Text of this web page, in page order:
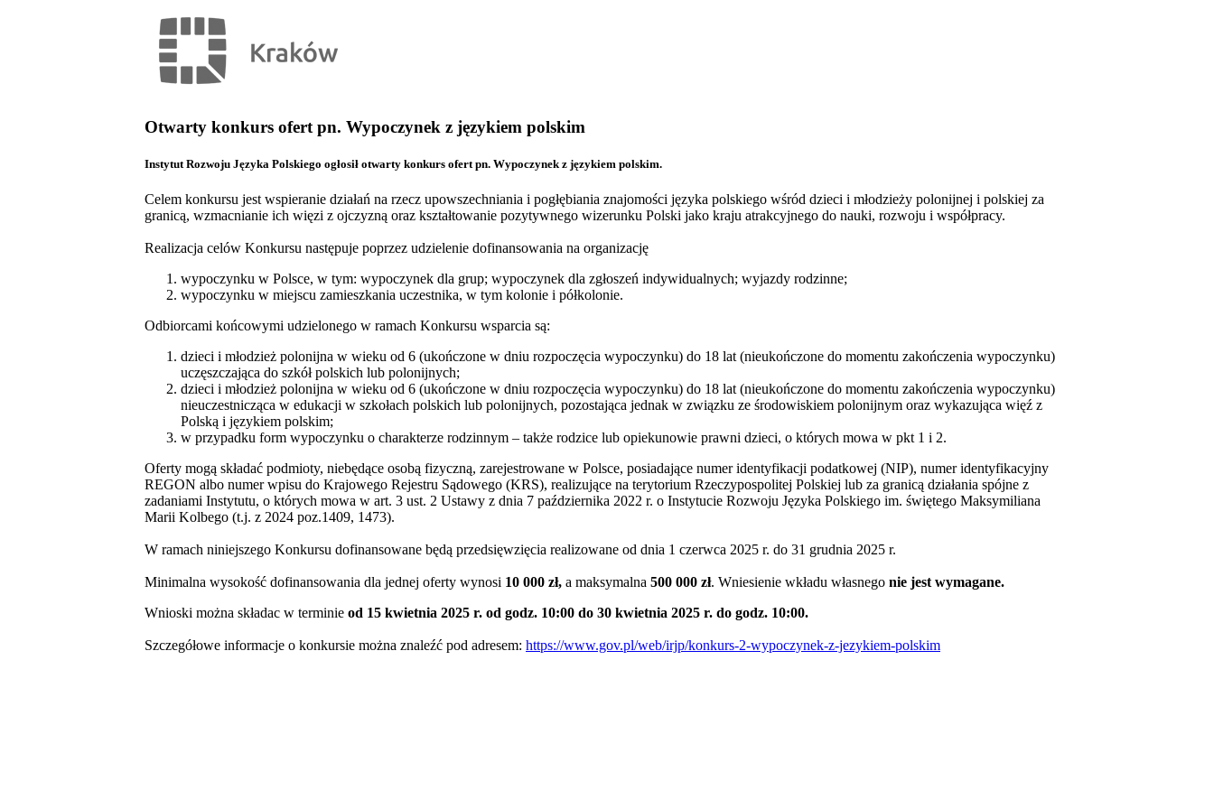
Otwarty konkurs ofert pn. Wypoczynek z językiem polskim
Instytut Rozwoju Języka Polskiego ogłosił otwarty konkurs ofert pn. Wypoczynek z językiem polskim.
Celem konkursu jest wspieranie działań na rzecz upowszechniania i pogłębiania znajomości języka polskiego wśród dzieci i młodzieży polonijnej i polskiej za
granicą, wzmacnianie ich więzi z ojczyzną oraz kształtowanie pozytywnego wizerunku Polski jako kraju atrakcyjnego do nauki, rozwoju i współpracy.
Realizacja celów Konkursu następuje poprzez udzielenie dofinansowania na organizację
wypoczynku w Polsce, w tym: wypoczynek dla grup; wypoczynek dla zgłoszeń indywidualnych; wyjazdy rodzinne;
wypoczynku w miejscu zamieszkania uczestnika, w tym kolonie i półkolonie.
Odbiorcami końcowymi udzielonego w ramach Konkursu wsparcia są:
dzieci i młodzież polonijna w wieku od 6 (ukończone w dniu rozpoczęcia wypoczynku) do 18 lat (nieukończone do momentu zakończenia wypoczynku)
uczęszczająca do szkół polskich lub polonijnych;
dzieci i młodzież polonijna w wieku od 6 (ukończone w dniu rozpoczęcia wypoczynku) do 18 lat (nieukończone do momentu zakończenia wypoczynku)
nieuczestnicząca w edukacji w szkołach polskich lub polonijnych, pozostająca jednak w związku ze środowiskiem polonijnym oraz wykazująca więź z
Polską i językiem polskim;
w przypadku form wypoczynku o charakterze rodzinnym – także rodzice lub opiekunowie prawni dzieci, o których mowa w pkt 1 i 2.
Oferty mogą składać podmioty, niebędące osobą fizyczną, zarejestrowane w Polsce, posiadające numer identyfikacji podatkowej (NIP), numer identyfikacyjny
REGON albo numer wpisu do Krajowego Rejestru Sądowego (KRS), realizujące na terytorium Rzeczypospolitej Polskiej lub za granicą działania spójne z
zadaniami Instytutu, o których mowa w art. 3 ust. 2 Ustawy z dnia 7 października 2022 r. o Instytucie Rozwoju Języka Polskiego im. świętego Maksymiliana
Marii Kolbego (t.j. z 2024 poz.1409, 1473).
W ramach niniejszego Konkursu dofinansowane będą przedsięwzięcia realizowane od dnia 1 czerwca 2025 r. do 31 grudnia 2025 r.
Minimalna wysokość dofinansowania dla jednej oferty wynosi 10 000 zł, a maksymalna 500 000 zł. Wniesienie wkładu własnego nie jest wymagane.
Wnioski można składac w terminie od 15 kwietnia 2025 r. od godz. 10:00 do 30 kwietnia 2025 r. do godz. 10:00.
Szczegółowe informacje o konkursie można znaleźć pod adresem: https://www.gov.pl/web/irjp/konkurs-2-wypoczynek-z-jezykiem-polskim